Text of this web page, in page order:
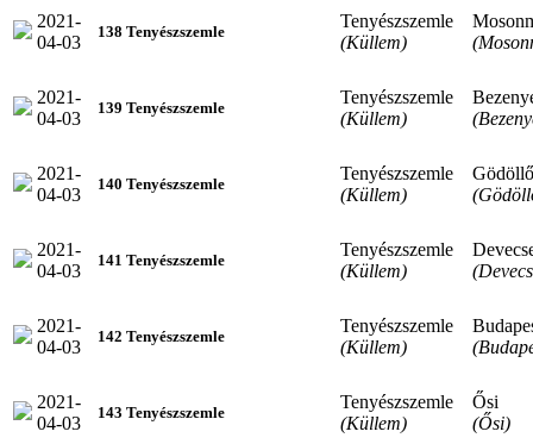
2021-
04-03
138 Tenyészszemle
Tenyészszemle
(Küllem)
2021-
04-03
139 Tenyészszemle
Tenyészszemle
(Küllem)
2021-
04-03
140 Tenyészszemle
Tenyészszemle
(Küllem)
Gödöllő
2021-
04-03
141 Tenyészszemle
Tenyészszemle
(Küllem)
2021-
04-03
142 Tenyészszemle
Tenyészszemle
(Küllem)
2021-
04-03
143 Tenyészszemle
Tenyészszemle
(Küllem)
Ősi
(Ősi)